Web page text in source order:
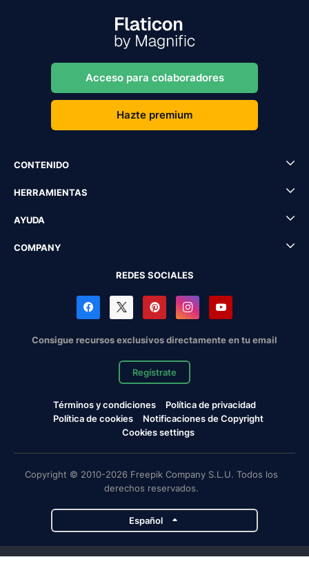
Acceso para colaboradores
Hazte premium
CONTENIDO
HERRAMIENTAS
AYUDA
COMPANY
REDES SOCIALES
Consigue recursos exclusivos directamente en tu email
Regístrate
Términos y condiciones
Política de privacidad
Política de cookies
Notificaciones de Copyright
Cookies settings
Copyright © 2010-2026 Freepik Company S.L.U. Todos los
derechos reservados.
Español